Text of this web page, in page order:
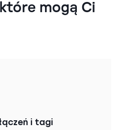
mogą Ci
i tagi